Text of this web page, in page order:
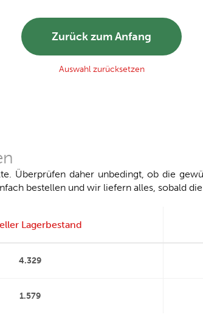
Zurück zum Anfang
Auswahl zurücksetzen
Überprüfen daher unbedingt, ob die
bestellen und wir liefern alles, sobald
Lagerbestand
4.329
1.579